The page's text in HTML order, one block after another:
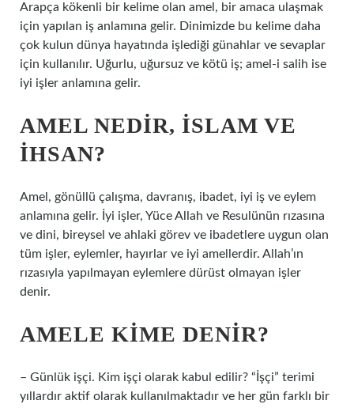
Arapça kökenli bir kelime olan amel, bir amaca ulaşmak
için yapılan iş anlamına gelir. Dinimizde bu kelime daha
çok kulun dünya hayatında işlediği günahlar ve sevaplar
için kullanılır. Uğurlu, uğursuz ve kötü iş; amel-i salih ise
iyi işler anlamına gelir.
AMEL NEDIR, ISLAM VE
IHSAN?
Amel, gönüllü çalışma, davranış, ibadet, iyi iş ve eylem
anlamına gelir. İyi işler, Yüce Allah ve Resulünün rızasına
ve dini, bireysel ve ahlaki görev ve ibadetlere uygun olan
tüm işler, eylemler, hayırlar ve iyi amellerdir. Allah’ın
rızasıyla yapılmayan eylemlere dürüst olmayan işler
denir.
AMELE KIME DENIR?
– Günlük işçi. Kim işçi olarak kabul edilir? “İşçi” terimi
yıllardır aktif olarak kullanılmaktadır ve her gün farklı bir